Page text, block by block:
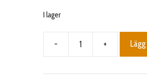
I lager
-
X-
+